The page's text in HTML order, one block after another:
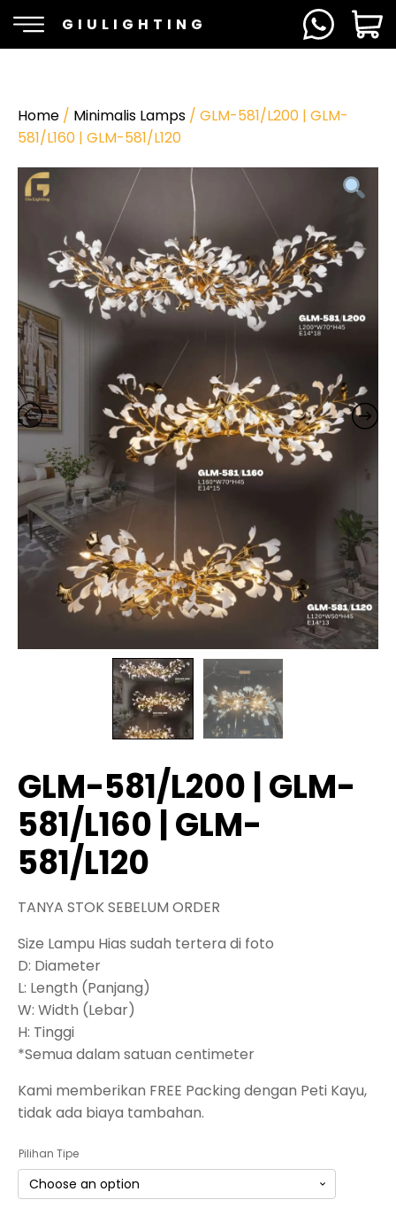
GIULIGHTING
Home / Minimalis Lamps / GLM-581/L200 | GLM-
581/L160 | GLM-581/L120
GLM-581/L200 | GLM-
581/L160 | GLM-
581/L120
TANYA STOK SEBELUM ORDER
Size Lampu Hias sudah tertera di foto
D: Diameter
L: Length (Panjang)
W: Width (Lebar)
H: Tinggi
*Semua dalam satuan centimeter
Kami memberikan FREE Packing dengan Peti Kayu,
tidak ada biaya tambahan.
Pilihan Tipe